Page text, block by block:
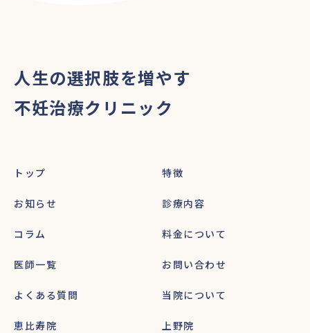
人生の選択肢を増やす
不妊治療クリニック
トップ 特徴
お知らせ 診療内容
コラム 料金について
医師一覧 お問い合わせ
よくある質問 当院について
恵比寿院 上野院